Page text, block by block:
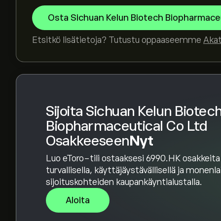
Osta Sichuan Kelun Biotech
Etsitkö lisätietoja? Tutustu oppaaseemme
Sijoita Sichuan Kelun
Biopharmaceutical Co Ltd
OsakkeeseenNyt
Luo eToro-tili ostaaksesi 6990.HK osakkeita
turvallisella, käyttäjäystävällisellä ja
sijoituskohteiden kaupankäyntialustalla.
Aloita
Asiantuntijoiden ennusteet Sichuan Kelun
perustuen markkinatrendeihin,
viimeisimmät ennusteet tulevaisuuden
133.38B‎$‎